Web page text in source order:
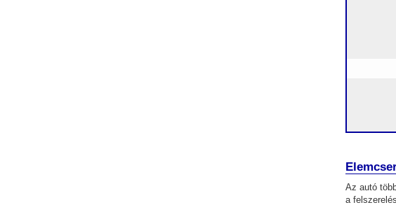
Az autó
a